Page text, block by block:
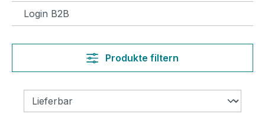
Login B2B
Produkte filtern